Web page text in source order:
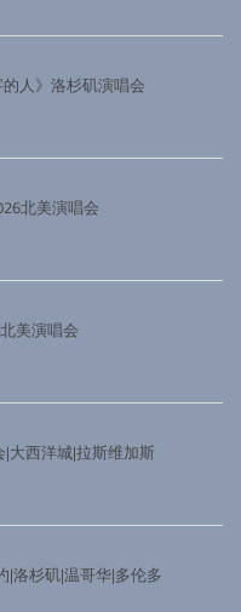
人》洛杉矶演唱会
北美演唱会
美演唱会
大西洋城|拉斯维加斯
|洛杉矶|温哥华|多伦多